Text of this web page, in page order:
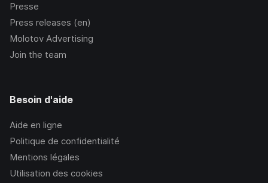
Presse
Press releases (en)
Molotov Advertising
Join the team
Besoin d'aide
Aide en ligne
Politique de confidentialité
Mentions légales
Utilisation des cookies